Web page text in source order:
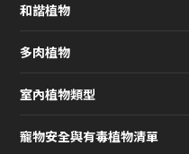
和諧植物
多肉植物
室內植物類型
寵物安全與有毒植物清單